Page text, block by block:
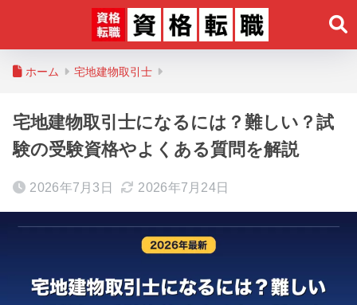
ホーム 宅地建物取引士
宅地建物取引士になるには？難しい？試
験の受験資格やよくある質問を解説
2026年7月3日 2026年7月24日